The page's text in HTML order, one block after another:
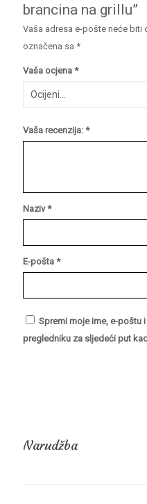
brancina na grillu”
Vaša adresa e-pošte neće biti
označena sa *
Vaša ocjena *
Vaša recenzija: *
Naziv*
E-pošta *
Spremi moje ime, e-poštu
pregledniku za sljedeći put
Narudžba